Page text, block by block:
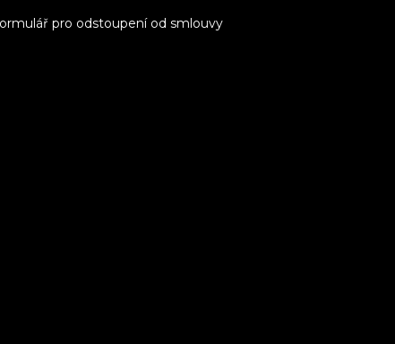
pro odstoupení od smlouvy